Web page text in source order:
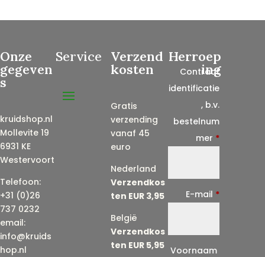
Onze
gegeven
s
kruidshop.nl
Mollevite 19
6931 KE
Westervoort
Telefoon:
+31 (0)26
737 0232
email:
info@kruids
hop.nl
Service Verzend
kosten
Gratis
verzending
vanaf 45
euro
Nederland
Verzendkos
ten EUR 3,95
België
Verzendkos
ten EUR 5,95
Herroep
ing
Contract
identificatie
, b.v.
bestelnum
mer *
E-mail *
Voornaam